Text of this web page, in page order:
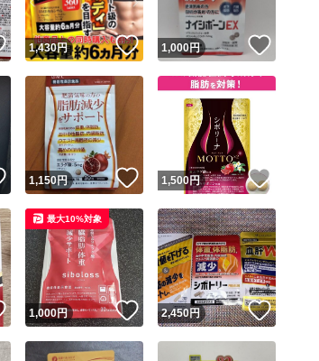
ユーザーの実績につ
Yahoo!フリマが定めた一定の基準を満たしたユーザー
いいね！
1,430円 いいね！
1,000円
いいね！
1,150円 いいね！
1,500円
いいね！
1,000円 いいね！
最大10%対象
2,450円 いいね